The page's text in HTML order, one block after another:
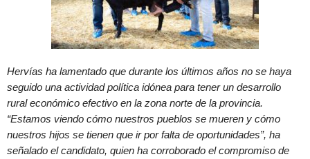
Hervías ha lamentado que durante los últimos años no se haya
seguido una actividad política idónea para tener un desarrollo
rural económico efectivo en la zona norte de la provincia.
“Estamos viendo cómo nuestros pueblos se mueren y cómo
nuestros hijos se tienen que ir por falta de oportunidades”, ha
señalado el candidato, quien ha corroborado el compromiso de